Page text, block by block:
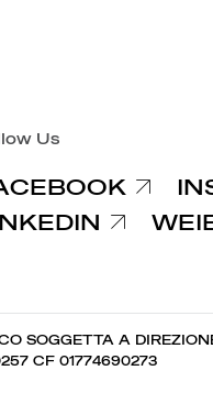
Us
SOGGETTA A
CF 01774690273